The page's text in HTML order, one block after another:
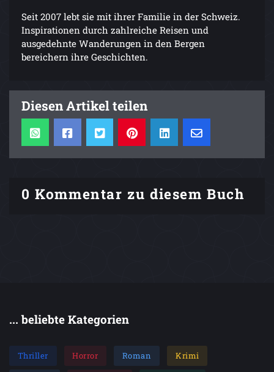
Seit 2007 lebt sie mit ihrer Familie in der Schweiz.
Inspirationen durch zahlreiche Reisen und
ausgedehnte Wanderungen in den Bergen
bereichern ihre Geschichten.
Diesen Artikel teilen
0 Kommentar zu diesem Buch
... beliebte Kategorien
Thriller Horror Roman Krimi